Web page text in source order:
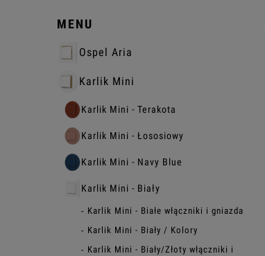
MENU
Ospel Aria
Karlik Mini
Karlik Mini - Terakota
Karlik Mini - Łososiowy
Karlik Mini - Navy Blue
Karlik Mini - Biały
Karlik Mini - Białe włączniki i gniazda
Karlik Mini - Biały / Kolory
Karlik Mini - Biały/Złoty włączniki i